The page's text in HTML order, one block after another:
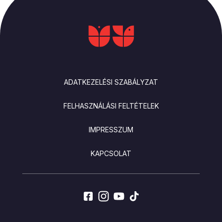
ADATKEZELÉSI SZABÁLYZAT
FELHASZNÁLÁSI FELTÉTELEK
IMPRESSZUM
KAPCSOLAT
SOCIALS